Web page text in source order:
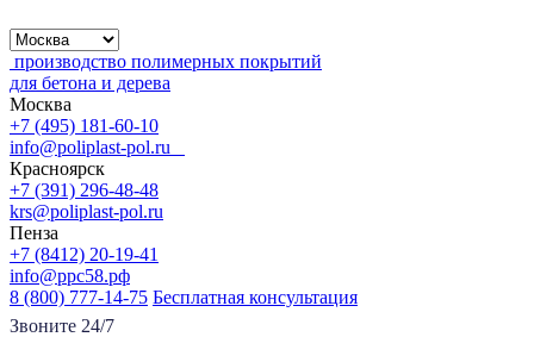
производство полимерных покрытий
для бетона и дерева
Москва
+7 (495) 181-60-10
info@poliplast-pol.ru
Красноярск
+7 (391) 296-48-48
krs@poliplast-pol.ru
Пенза
+7 (8412) 20-19-41
info@ррс58.рф
8 (800) 777-14-75 Бесплатная консультация
Звоните 24/7